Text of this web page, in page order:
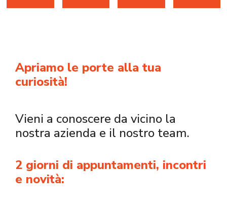
Apriamo le porte alla tua
curiosità!
Vieni a conoscere da vicino la
nostra azienda e il nostro team.
2 giorni di appuntamenti, incontri
e novità: